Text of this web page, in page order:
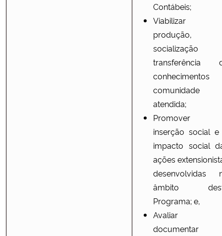
Contábeis;
Viabilizar
produção,
socialização
transferência
comunidade
atendida;
Promover
inserção social
impacto social
ações
desenvolvidas
âmbito
Programa; e,
Avaliar
documentar